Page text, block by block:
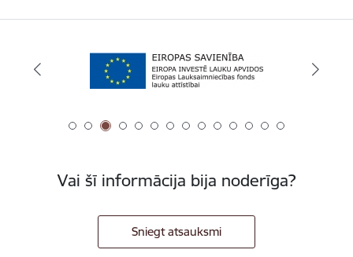
Vai šī informācija bija noderīga?
Sniegt atsauksmi